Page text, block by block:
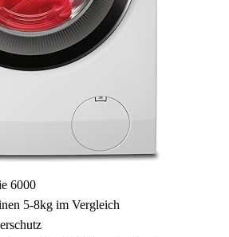
6000
5-8kg im Vergleich